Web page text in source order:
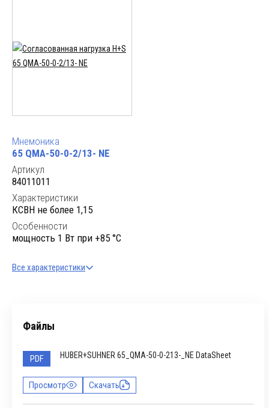
Мнемоника
65 QMA-50-0-2/13- NE
Артикул
84011011
Характеристики
КСВН не более 1,15
Особенности
мощность 1 Вт при +85 °C
Все характеристики
Файлы
PDF HUBER+SUHNER 65_QMA-50-0-213-_NE DataSheet
Просмотр Скачать